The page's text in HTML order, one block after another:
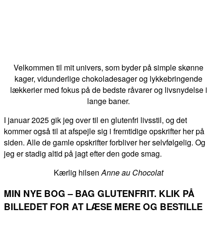
Velkommen til mit univers, som byder på simple skønne
kager, vidunderlige chokoladesager og lykkebringende
lækkerier med fokus på de bedste råvarer og livsnydelse i
lange baner.
I januar 2025 gik jeg over til en glutenfri livsstil, og det
kommer også til at afspejle sig i fremtidige opskrifter her på
siden. Alle de gamle opskrifter forbliver her selvfølgelig. Og
jeg er stadig altid på jagt efter den gode smag.
Kærlig hilsenAnne au Chocolat
MIN NYE BOG – BAG GLUTENFRIT. KLIK PÅ
BILLEDET FOR AT LÆSE MERE OG BESTILLE